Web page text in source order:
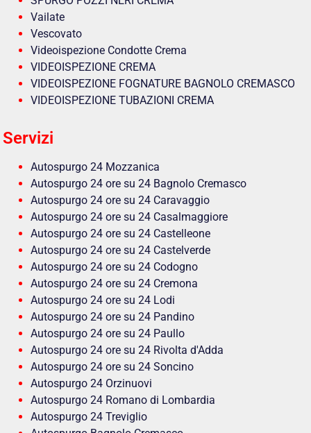
Vailate
Vescovato
Videoispezione Condotte Crema
VIDEOISPEZIONE CREMA
VIDEOISPEZIONE FOGNATURE BAGNOLO CREMASCO
VIDEOISPEZIONE TUBAZIONI CREMA
Servizi
Autospurgo 24 Mozzanica
Autospurgo 24 ore su 24 Bagnolo Cremasco
Autospurgo 24 ore su 24 Caravaggio
Autospurgo 24 ore su 24 Casalmaggiore
Autospurgo 24 ore su 24 Castelleone
Autospurgo 24 ore su 24 Castelverde
Autospurgo 24 ore su 24 Codogno
Autospurgo 24 ore su 24 Cremona
Autospurgo 24 ore su 24 Lodi
Autospurgo 24 ore su 24 Pandino
Autospurgo 24 ore su 24 Paullo
Autospurgo 24 ore su 24 Rivolta d'Adda
Autospurgo 24 ore su 24 Soncino
Autospurgo 24 Orzinuovi
Autospurgo 24 Romano di Lombardia
Autospurgo 24 Treviglio